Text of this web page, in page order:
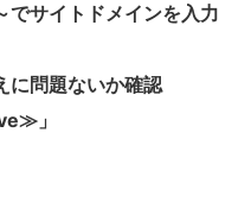
サイトドメインを入力
に問題ないか確認
」